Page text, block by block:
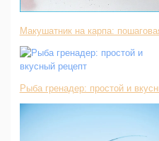
Макушатник на карпа:
Рыба гренадер: простой и